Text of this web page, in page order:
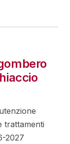
trattamenti
2027